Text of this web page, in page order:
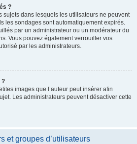
?
sujets dans lesquels les utilisateurs ne peuvent
les sondages sont automatiquement expirés.
par un administrateur ou un modérateur du
Vous pouvez également verrouiller vos
par les administrateurs.
?
images que l’auteur peut insérer afin
Les administrateurs peuvent désactiver cette
et groupes d’utilisateurs